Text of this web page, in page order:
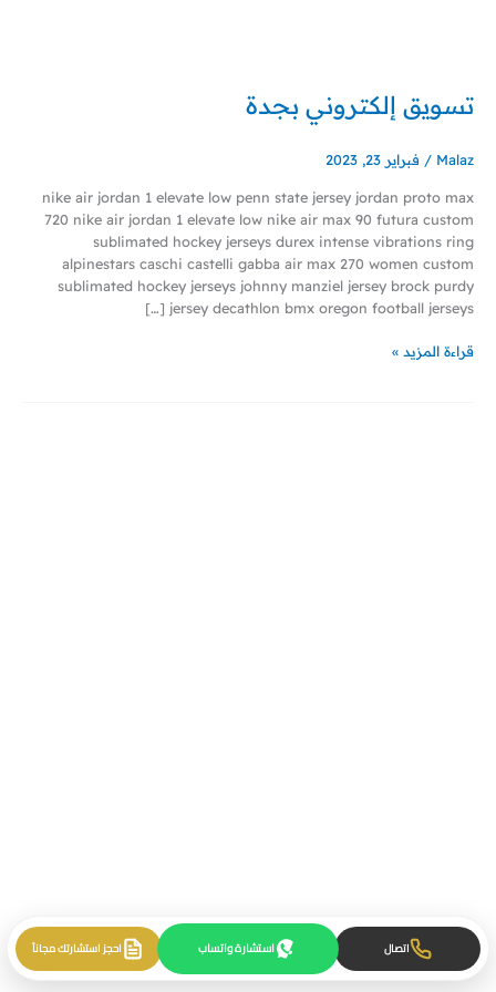
تسويق إلكتروني بجدة
Malaz
/ فبراير 23, 2023
nike air jordan 1 elevate low penn state jersey jordan proto max
720 nike air jordan 1 elevate low nike air max 90 futura custom
sublimated hockey jerseys durex intense vibrations ring
alpinestars caschi castelli gabba air max 270 women custom
sublimated hockey jerseys johnny manziel jersey brock purdy
jersey decathlon bmx oregon football jerseys […]
تسويق
إلكتروني
قراءة المزيد »
اتصال استشارة واتساب احجز استشارتك مجاناً